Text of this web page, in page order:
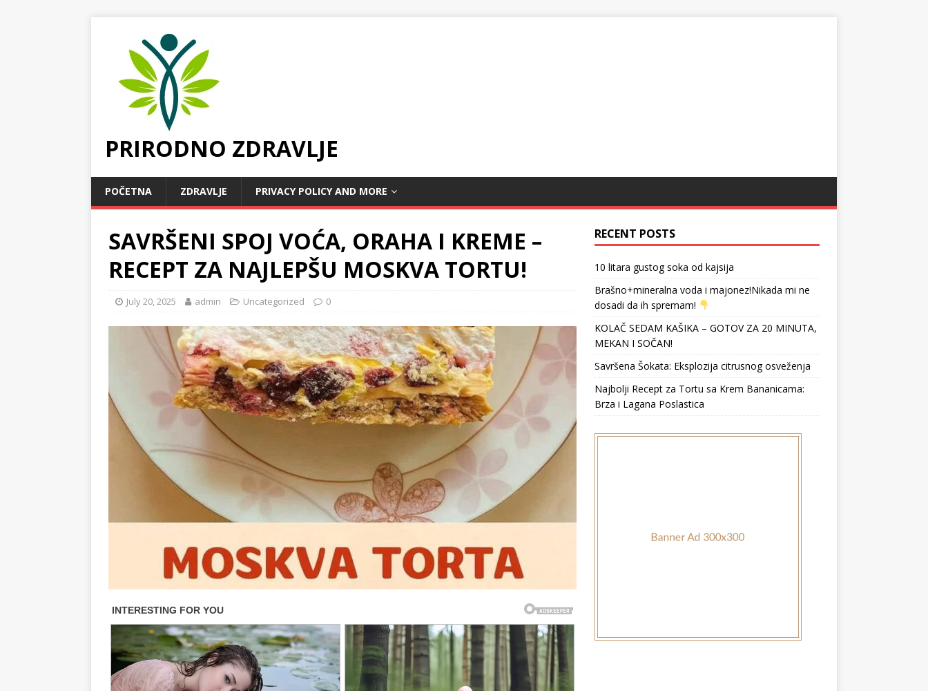
PRIRODNO ZDRAVLJE
POČETNA ZDRAVLJE PRIVACY POLICY AND MORE
SAVRŠENI SPOJ VOĆA, ORAHA I KREME –
RECEPT ZA NAJLEPŠU MOSKVA TORTU!
July 20, 2025 admin Uncategorized 0
RECENT POSTS
10 litara gustog soka od kajsija
Brašno+mineralna voda i majonez!Nikada mi ne
dosadi da ih spremam!
KOLAČ SEDAM KAŠIKA – GOTOV ZA 20 MINUTA,
MEKAN I SOČAN!
Savršena Šokata: Eksplozija citrusnog osveženja
Najbolji Recept za Tortu sa Krem Bananicama:
Brza i Lagana Poslastica